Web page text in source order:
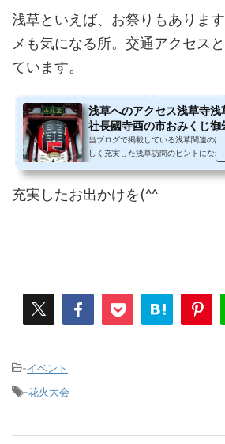
浅草といえば、お祭りもありま
メも気になる所。交通アクセス
ています。
浅草へのアクセス浅草寺
社長國寺酉の市おみくじ御
当ブログで掲載している浅草関連の記
しく充実した浅草訪問のヒントになれ
充実したお出かけを(^^
-イベント
-花火大会